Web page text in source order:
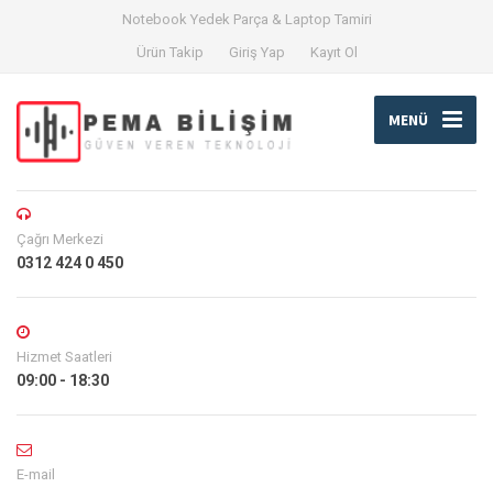
Notebook Yedek Parça & Laptop Tamiri
Ürün Takip
Giriş Yap Kayıt Ol
MENÜ
Çağrı Merkezi
0312 424 0 450
Hizmet Saatleri
09:00 - 18:30
E-mail